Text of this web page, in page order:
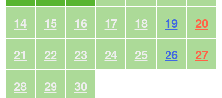
14
15 16 17 18 19
20
21
22 23 24 25 26
27
28
29 30